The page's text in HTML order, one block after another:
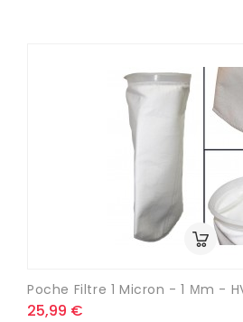
Poche Filtre 1 Micron - 1 Μm -
25,99 €